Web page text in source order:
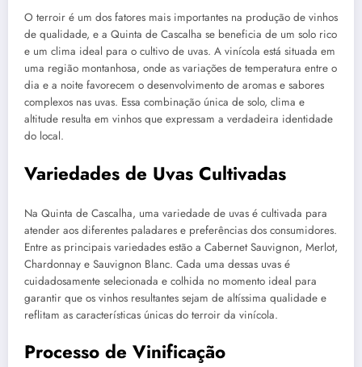
O terroir é um dos fatores mais importantes na produção de vinhos
de qualidade, e a Quinta de Cascalha se beneficia de um solo rico
e um clima ideal para o cultivo de uvas. A vinícola está situada em
uma região montanhosa, onde as variações de temperatura entre o
dia e a noite favorecem o desenvolvimento de aromas e sabores
complexos nas uvas. Essa combinação única de solo, clima e
altitude resulta em vinhos que expressam a verdadeira identidade
do local.
Variedades de Uvas Cultivadas
Na Quinta de Cascalha, uma variedade de uvas é cultivada para
atender aos diferentes paladares e preferências dos consumidores.
Entre as principais variedades estão a Cabernet Sauvignon, Merlot,
Chardonnay e Sauvignon Blanc. Cada uma dessas uvas é
cuidadosamente selecionada e colhida no momento ideal para
garantir que os vinhos resultantes sejam de altíssima qualidade e
reflitam as características únicas do terroir da vinícola.
Processo de Vinificação